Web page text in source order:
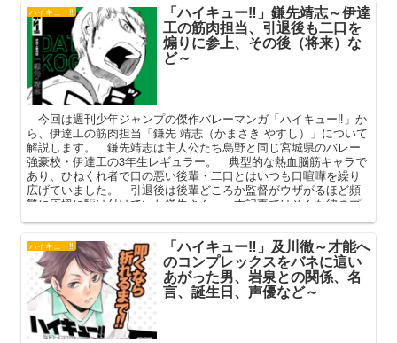
ハイキュー‼ 「ハイキュー‼」鎌先靖志～伊達
工の筋肉担当、引退後も二口を
煽りに参上、その後（将来）な
ど～
今回は週刊少年ジャンプの傑作バレーマンガ「ハイキュー‼」か
ら、伊達工の筋肉担当「鎌先 靖志（かまさき やすし）」について
解説します。 鎌先靖志は主人公たち烏野と同じ宮城県のバレー
強豪校・伊達工の3年生レギュラー。 典型的な熱血脳筋キャラで
あり、ひねくれ者で口の悪い後輩・二口とはいつも口喧嘩を繰り
広げていました。 引退後は後輩どころか監督がウザがるほど頻
繁に応援に駆け付けていた鎌先さん。 本記事ではそんな彼のプ
ハイキュー‼ 「ハイキュー‼」及川徹～才能へ
のコンプレックスをバネに這い
あがった男、岩泉との関係、名
言、誕生日、声優など～